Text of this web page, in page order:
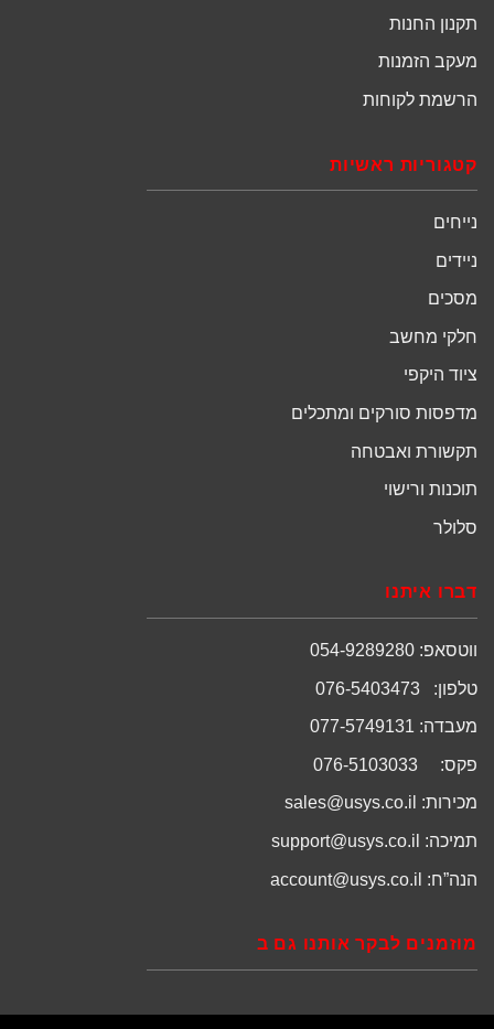
תקנון החנות
מעקב הזמנות
הרשמת לקוחות
קטגוריות ראשיות
נייחים
ניידים
מסכים
חלקי מחשב
ציוד היקפי
מדפסות סורקים ומתכלים
תקשורת ואבטחה
תוכנות ורישוי
סלולר
דברו איתנו
ווטסאפ: 054-9289280
טלפון: 076-5403473
מעבדה: 077-5749131
פקס: 076-5103033
מכירות: sales@usys.co.il
תמיכה: support@usys.co.il
הנה”ח: account@usys.co.il
מוזמנים לבקר אותנו גם ב